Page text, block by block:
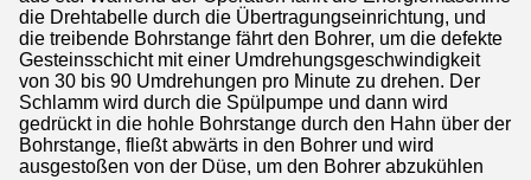
die Drehtabelle durch die Übertragungseinrichtung, und
die treibende Bohrstange fährt den Bohrer, um die defekte
Gesteinsschicht mit einer Umdrehungsgeschwindigkeit
von 30 bis 90 Umdrehungen pro Minute zu drehen. Der
Schlamm wird durch die Spülpumpe und dann wird
gedrückt in die hohle Bohrstange durch den Hahn über der
Bohrstange, fließt abwärts in den Bohrer und wird
ausgestoßen von der Düse, um den Bohrer abzukühlen